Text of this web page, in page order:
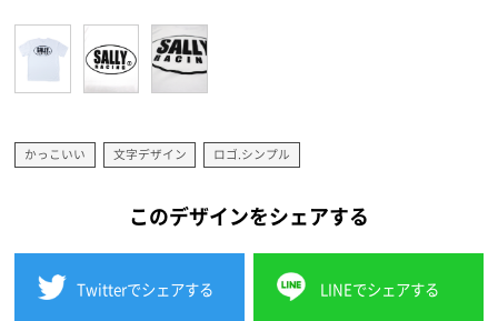
かっこいい 文字デザイン ロゴ.シンプル
このデザインをシェアする
Twitterでシェアする LINEでシェアする